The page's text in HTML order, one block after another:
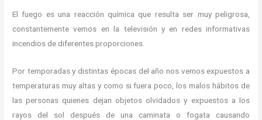
El fuego es una reacción química que resulta ser muy peligrosa,
constantemente vemos en la televisión y en redes informativas
incendios de diferentes proporciones.
Por temporadas y distintas épocas del año nos vemos expuestos a
temperaturas muy altas y como si fuera poco, los malos hábitos de
las personas quienes dejan objetos olvidados y expuestos a los
rayos del sol después de una caminata o fogata causando